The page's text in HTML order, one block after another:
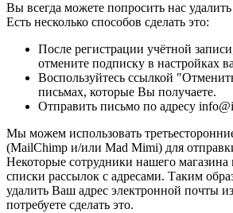
Вы всегда можете попросить нас
Есть несколько способов сделать это:
После регистрации учётной
отмените подписку в настройках
Воспользуйтесь ссылкой
письмах, которые Вы получаете.
Отправить письмо по адресу
Мы можем использовать
(MailChimp и/или Mad Mimi) для
Некоторые сотрудники нашего магазина
списки рассылок с адресами. Таким
удалить Ваш адрес электронной почты
потребуете сделать это.